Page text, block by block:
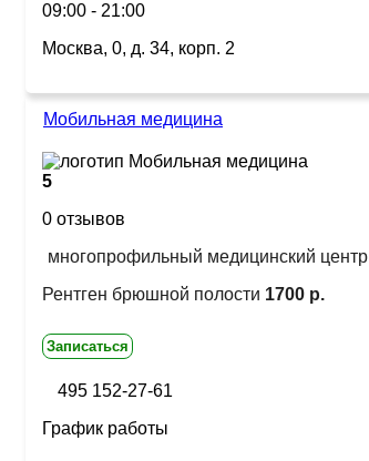
09:00 - 21:00
Москва, 0, д. 34, корп. 2
Мобильная медицина
5
0 отзывов
многопрофильный медицинский центр
Рентген брюшной полости 1700 р.
Записаться
495 152-27-61
График работы